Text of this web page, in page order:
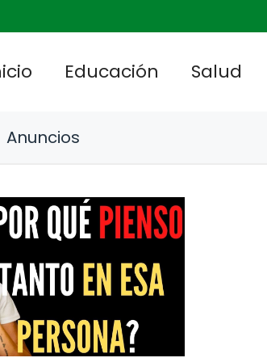
Educación Salud
Anuncios